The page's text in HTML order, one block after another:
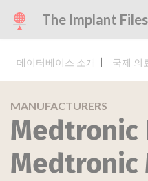
The Implant Files
데이터베이스 소개 국제 의
MANUFACTURERS
Medtronic
Medtronic